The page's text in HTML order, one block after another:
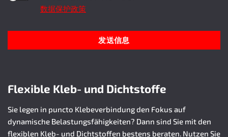
数据保护政策
发送信息
Flexible Kleb- und Dichtstoffe
Sie legen in puncto Klebeverbindung den Fokus auf
dynamische Belastungsfähigkeiten? Dann sind Sie mit den
flexiblen Kleb- und Dichtstoffen bestens beraten. Nutzen Sie